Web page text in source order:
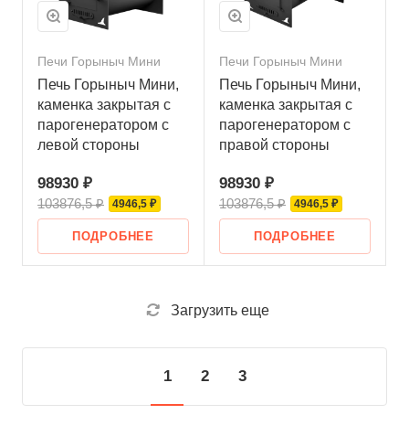
Печи Горыныч Мини
Печь Горыныч Мини,
каменка закрытая с
парогенератором с
левой стороны
98930 ₽
103876,5 ₽ 4946,5 ₽
ПОДРОБНЕЕ
Печи Горыныч Мини
Печь Горыныч Мини,
каменка закрытая с
парогенератором с
правой стороны
98930 ₽
103876,5 ₽ 4946,5 ₽
ПОДРОБНЕЕ
Загрузить еще
1 2 3